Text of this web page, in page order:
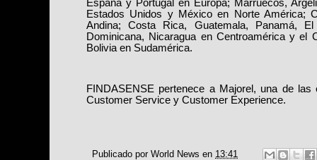
España y Portugal en Europa; Marruecos,
Estados Unidos y México en Norte América;
Andina; Costa Rica, Guatemala, Panamá,
Dominicana, Nicaragua en Centroamérica y el
Bolivia en Sudamérica.
FINDASENSE pertenece a Majorel, una de las
Customer Service y Customer Experience.
Publicado por World News en 13:41